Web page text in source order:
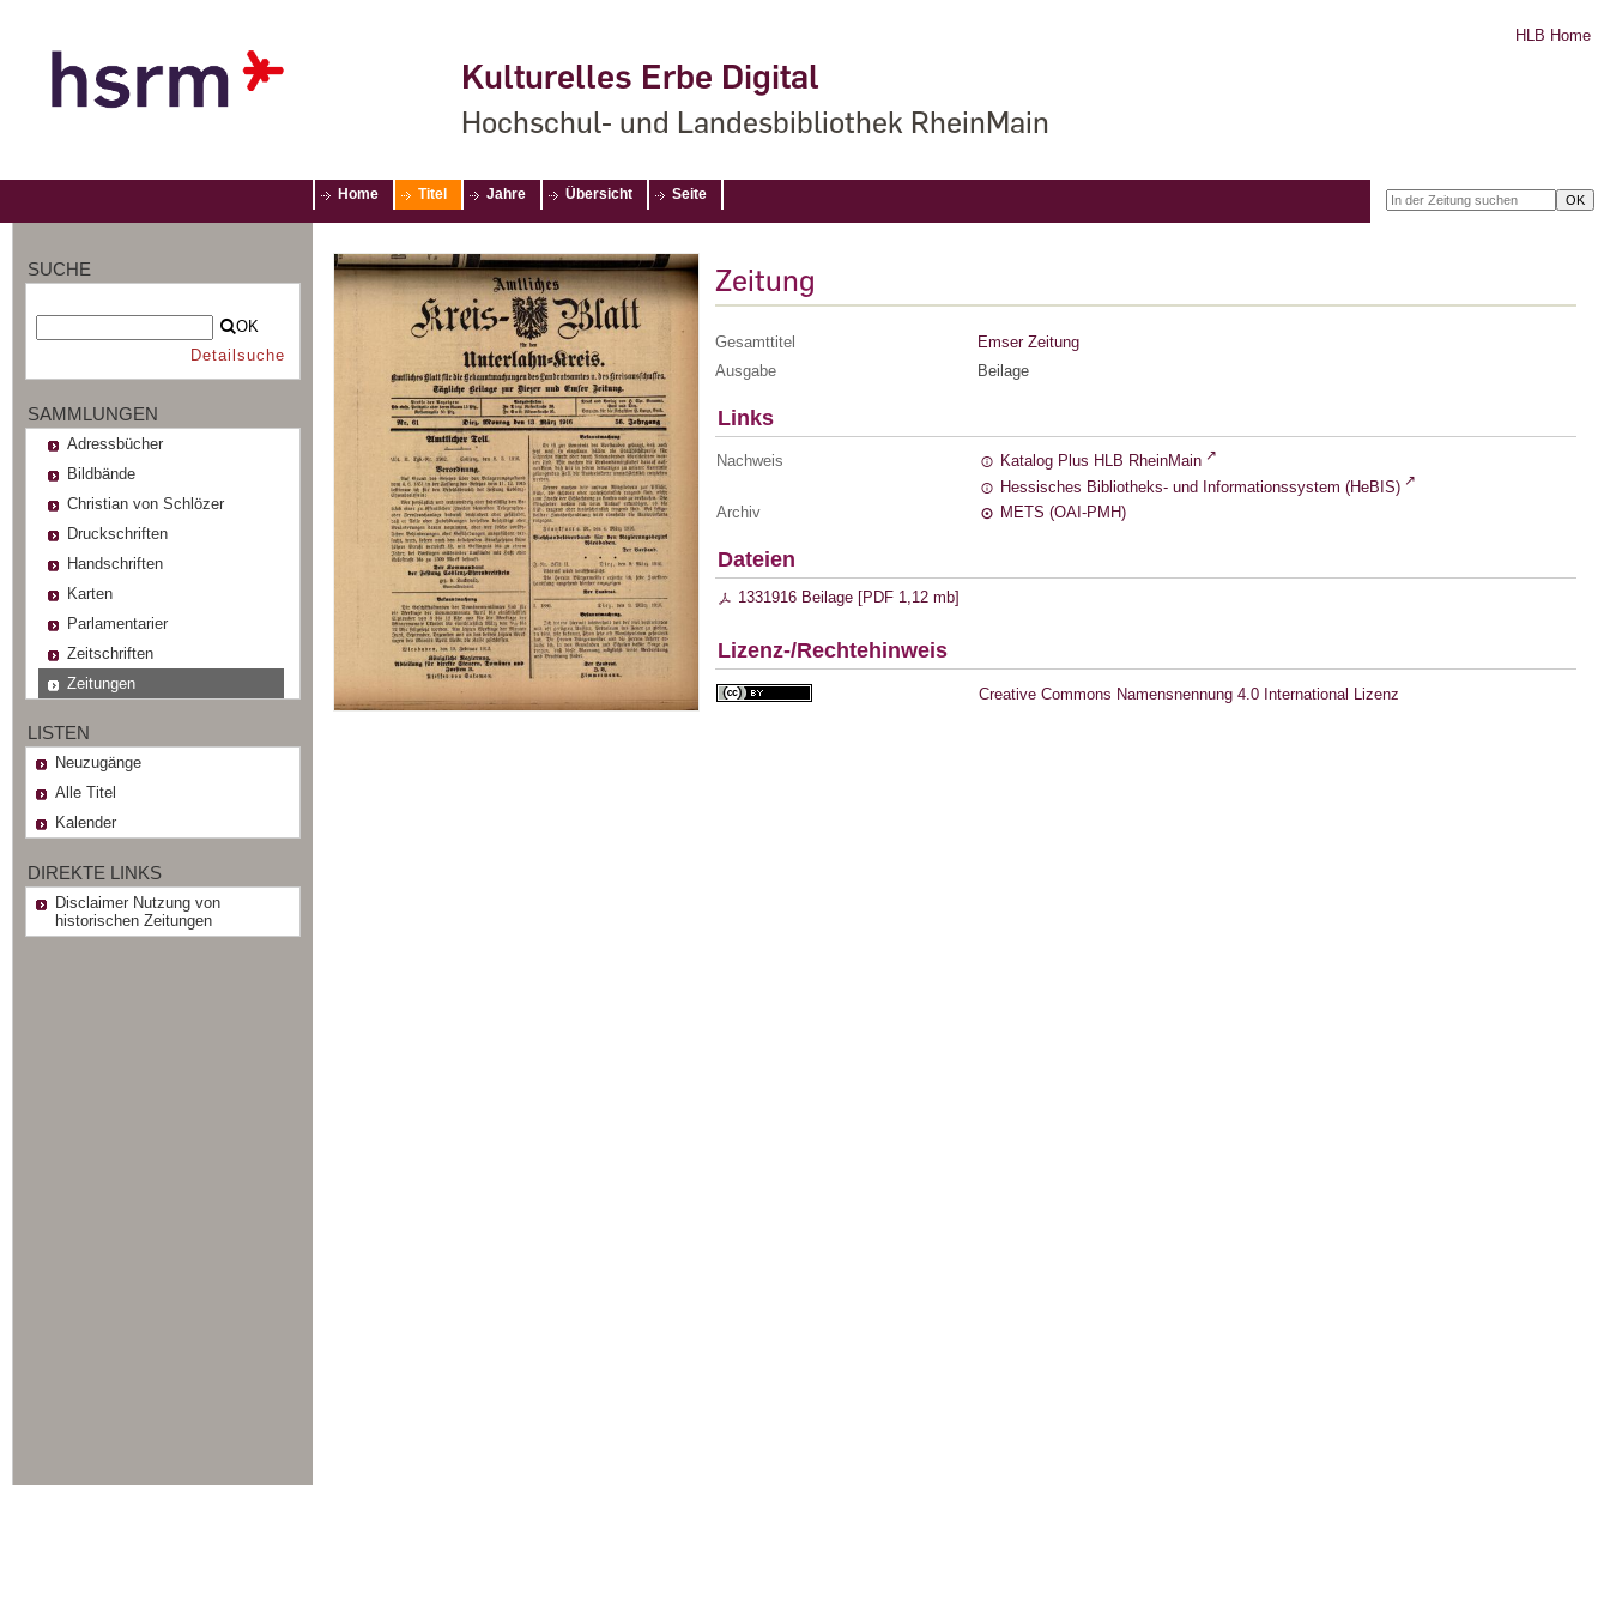
Kulturelles Erbe Digital
Hochschul- und Landesbibliothek RheinMain
HLB Home
Home Titel Jahre Übersicht Seite
SUCHE
OK
Detailsuche
SAMMLUNGEN
Adressbücher
Bildbände
Christian von Schlözer
Druckschriften
Handschriften
Karten
Parlamentarier
Zeitschriften
Zeitungen
LISTEN
Neuzugänge
Alle Titel
Kalender
DIREKTE LINKS
Disclaimer Nutzung von
historischen Zeitungen
Zeitung
Gesamttitel
Emser Zeitung
Ausgabe
Beilage
Links
Nachweis
Katalog Plus HLB RheinMain
Hessisches Bibliotheks- und Informationssystem (HeBIS)
Archiv
METS (OAI-PMH)
Dateien
1331916 Beilage [PDF 1,12 mb]
Lizenz-/Rechtehinweis
Creative Commons Namensnennung 4.0 International Lizenz